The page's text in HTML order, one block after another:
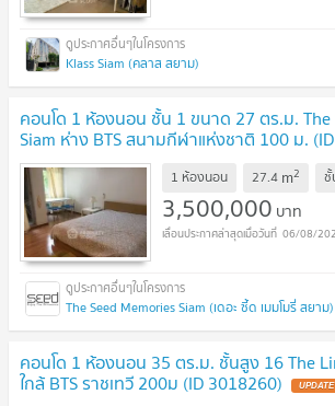
Klass Siam (คลาส สยาม)
คอนโด 1 ห้องนอน ชั้น 1 ขนาด 27 ตร.ม. The
Siam ห่าง BTS สนามกีฬาแห่งชาติ 100 ม.
!
1 ห้องนอน 27.4 m2 ชั้
3,500,000 บาท
06/08/
The Seed Memories Siam (เดอะ ซี้ด เมมโมรี่ สยาม)
คอนโด 1 ห้องนอน 35 ตร.ม. ชั้นสูง 16 The
ใกล้ BTS ราชเทวี 200ม (ID 3018260)